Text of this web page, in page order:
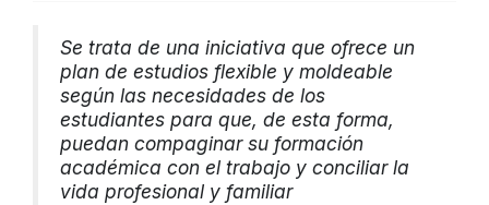
Se trata de una iniciativa que ofrece un
plan de estudios flexible y moldeable
según las necesidades de los
estudiantes para que, de esta forma,
puedan compaginar su formación
académica con el trabajo y conciliar la
vida profesional y familiar